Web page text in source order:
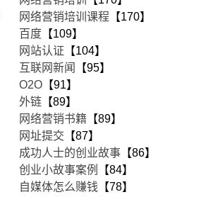
网络营销培训课程 【170】
百度 【109】
网站认证 【104】
互联网新闻
【95】
O2O 【91】
外链 【89】
网络营销书籍 【89】
网址提交 【87】
成功人士的创业故事 【86】
创业小故事案例
【84】
自媒体怎么赚钱 【78】